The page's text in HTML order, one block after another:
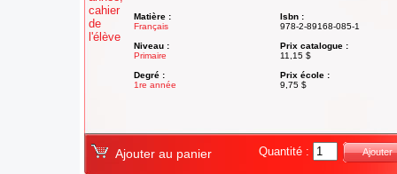
Matière :
Français
Niveau :
Primaire
Degré :
1re année
Isbn :
978-2-89168-085-1
Prix catalogue :
11,15 $
Prix école :
9,75 $
Ajouter au panier Quantité : Ajouter